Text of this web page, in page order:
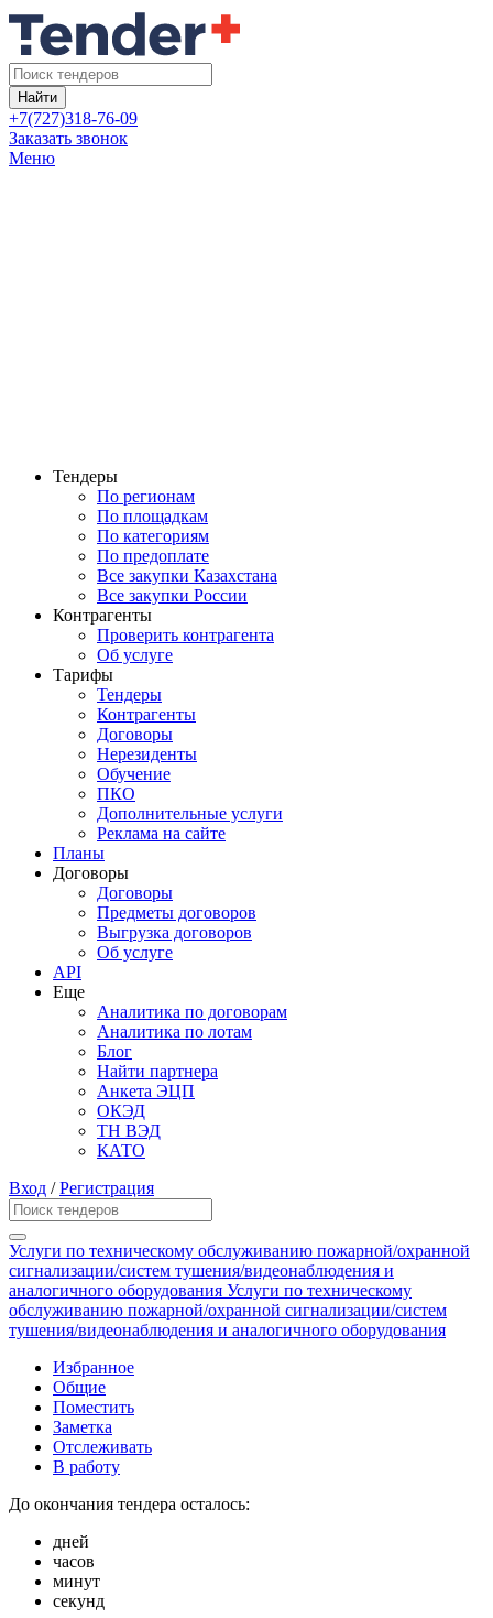
Найти
+7(727)318-76-09
Заказать звонок
Меню
Тендеры
По регионам
По площадкам
По категориям
По предоплате
Все закупки Казахстана
Все закупки России
Контрагенты
Проверить контрагента
Об услуге
Тарифы
Тендеры
Контрагенты
Договоры
Нерезиденты
Обучение
ПКО
Дополнительные услуги
Реклама на сайте
Планы
Договоры
Договоры
Предметы договоров
Выгрузка договоров
Об услуге
API
Еще
Аналитика по договорам
Аналитика по лотам
Блог
Найти партнера
Анкета ЭЦП
ОКЭД
ТН ВЭД
КАТО
Вход /Регистрация
Услуги по техническому обслуживанию пожарной/охранной
сигнализации/систем тушения/видеонаблюдения и
аналогичного оборудования Услуги по техническому
обслуживанию пожарной/охранной сигнализации/систем
тушения/видеонаблюдения и аналогичного оборудования
Избранное
Общие
Поместить
Заметка
Отслеживать
В работу
До окончания тендера осталось:
дней
часов
минут
секунд